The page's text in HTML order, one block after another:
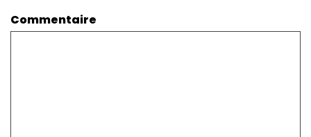
Commentaire